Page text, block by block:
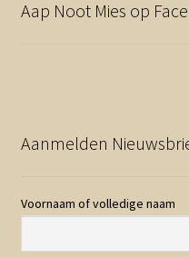
Aap Noot Mies op
Aanmelden
Voornaam of volledige naam